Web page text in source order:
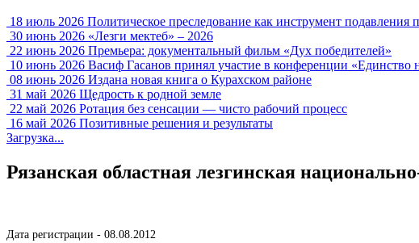
18 июль 2026 Политическое преследование как инструмент подавления
30 июнь 2026 «Лезги мектеб» – 2026
22 июнь 2026 Премьера: документальный фильм «Дух победителей»
10 июнь 2026 Васиф Гасанов принял участие в конференции «Единство
08 июнь 2026 Издана новая книга о Курахском районе
31 май 2026 Щедрость к родной земле
22 май 2026 Ротация без сенсации — чисто рабочий процесс
16 май 2026 Позитивные решения и результаты
Загрузка...
Рязанская областная лезгинская
Дата регистрации - 08.08.2012